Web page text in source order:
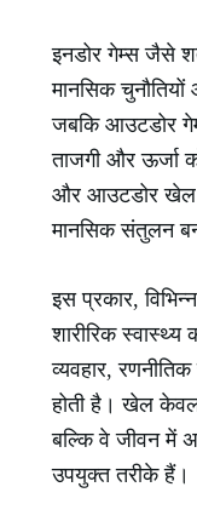
इनडोर गेम्स जैसे
मानसिक
जबकि आउटडोर
ताजगी और ऊर्जा
और आउटडोर खेल
मानसिक संतुलन
इस प्रकार,
शारीरिक स्वास्थ्य
व्यवहार,
होती है। खेल
बल्कि वे जीवन में
उपयुक्त तरीके हैं।